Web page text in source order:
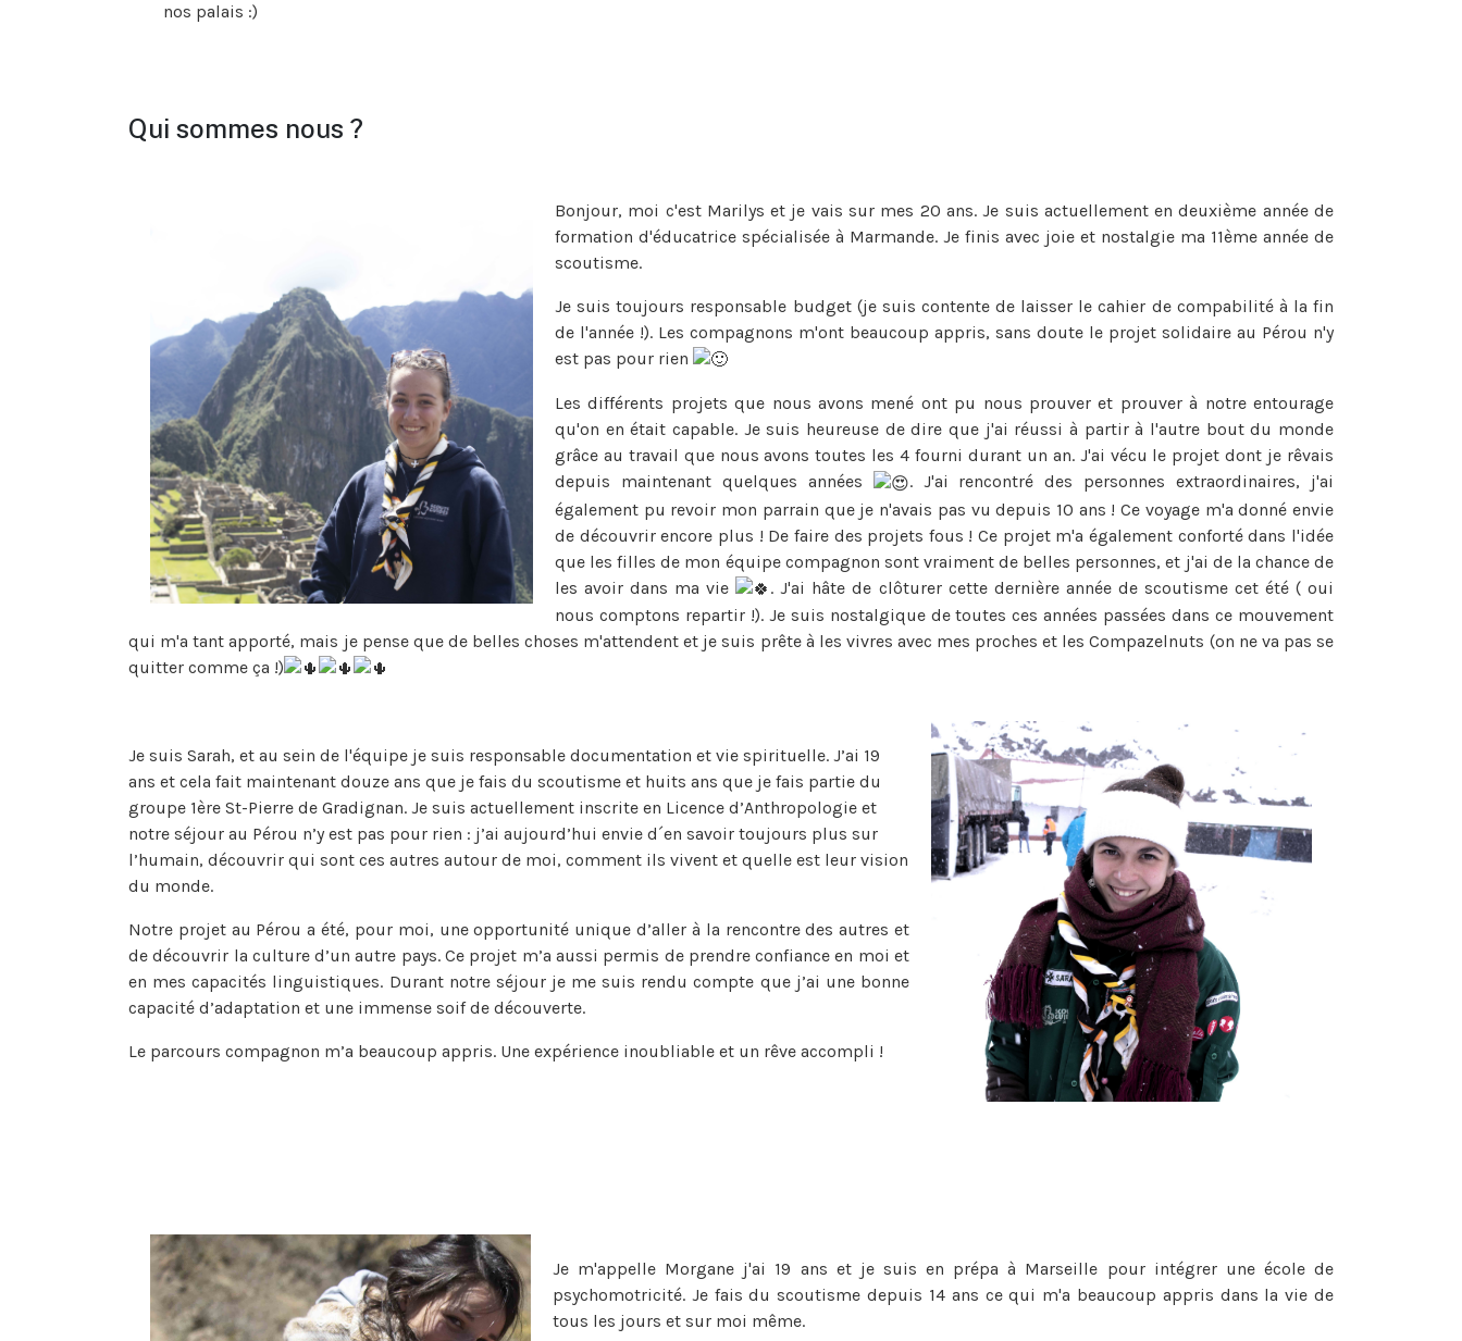
nos palais :)
Qui sommes nous ?
Bonjour, moi c'est Marilys et je vais sur mes 20 ans. Je suis actuellement en deuxième année de
formation d'éducatrice spécialisée à Marmande. Je finis avec joie et nostalgie ma 11ème année de
scoutisme.
Je suis toujours responsable budget (je suis contente de laisser le cahier de compabilité à la fin
de l'année !). Les compagnons m'ont beaucoup appris, sans doute le projet solidaire au Pérou n'y
est pas pour rien
Les différents projets que nous avons mené ont pu nous prouver et prouver à notre entourage
qu'on en était capable. Je suis heureuse de dire que j'ai réussi à partir à l'autre bout du monde
grâce au travail que nous avons toutes les 4 fourni durant un an. J'ai vécu le projet dont je rêvais
depuis maintenant quelques années
. J'ai rencontré des personnes extraordinaires, j'ai
également pu revoir mon parrain que je n'avais pas vu depuis 10 ans ! Ce voyage m'a donné envie
de découvrir encore plus ! De faire des projets fous ! Ce projet m'a également conforté dans l'idée
que les filles de mon équipe compagnon sont vraiment de belles personnes, et j'ai de la chance de
les avoir dans ma vie
. J'ai hâte de clôturer cette dernière année de scoutisme cet été ( oui
nous comptons repartir !). Je suis nostalgique de toutes ces années passées dans ce mouvement
qui m'a tant apporté, mais je pense que de belles choses m'attendent et je suis prête à les vivres avec mes proches et les Compazelnuts (on ne va pas se
quitter comme ça !)
Je suis Sarah, et au sein de l'équipe je suis responsable documentation et vie spirituelle. J’ai 19
ans et cela fait maintenant douze ans que je fais du scoutisme et huits ans que je fais partie du
groupe 1ère St-Pierre de Gradignan. Je suis actuellement inscrite en Licence d’Anthropologie et
notre séjour au Pérou n’y est pas pour rien : j’ai aujourd’hui envie d´en savoir toujours plus sur
l’humain, découvrir qui sont ces autres autour de moi, comment ils vivent et quelle est leur vision
du monde.
Notre projet au Pérou a été, pour moi, une opportunité unique d’aller à la rencontre des autres et
de découvrir la culture d’un autre pays. Ce projet m’a aussi permis de prendre confiance en moi et
en mes capacités linguistiques. Durant notre séjour je me suis rendu compte que j’ai une bonne
capacité d’adaptation et une immense soif de découverte.
Le parcours compagnon m’a beaucoup appris. Une expérience inoubliable et un rêve accompli !
Je m'appelle Morgane j'ai 19 ans et je suis en prépa à Marseille pour intégrer une école de
psychomotricité. Je fais du scoutisme depuis 14 ans ce qui m'a beaucoup appris dans la vie de
tous les jours et sur moi même.